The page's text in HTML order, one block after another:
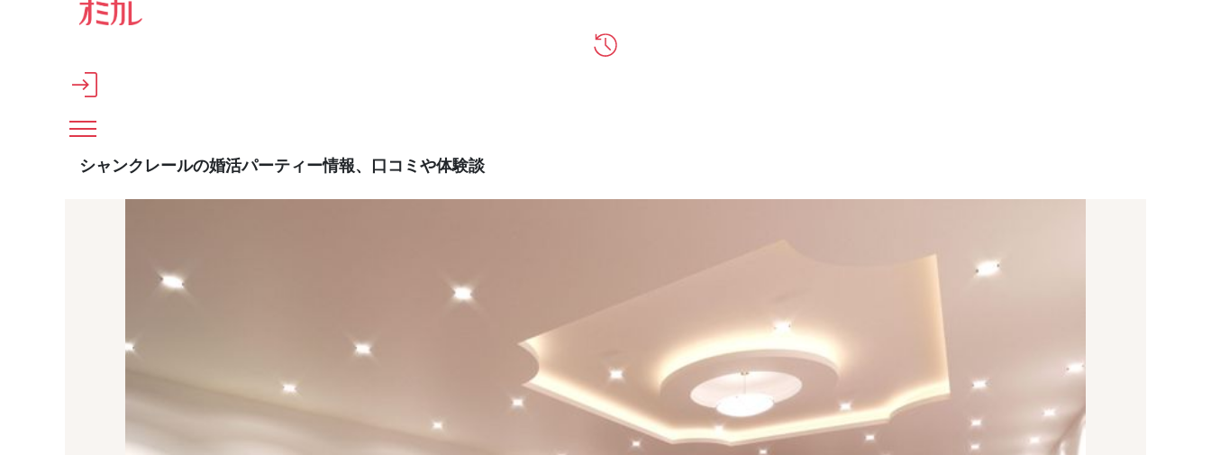
メインコンテンツへスキップ
シャンクレールの婚活パーティー情報、口コミや体験談